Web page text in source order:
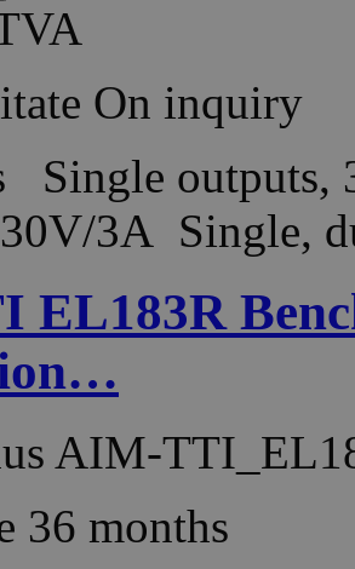
On inquiry
Single
3A Single,
EL183R
AIM-
36 months